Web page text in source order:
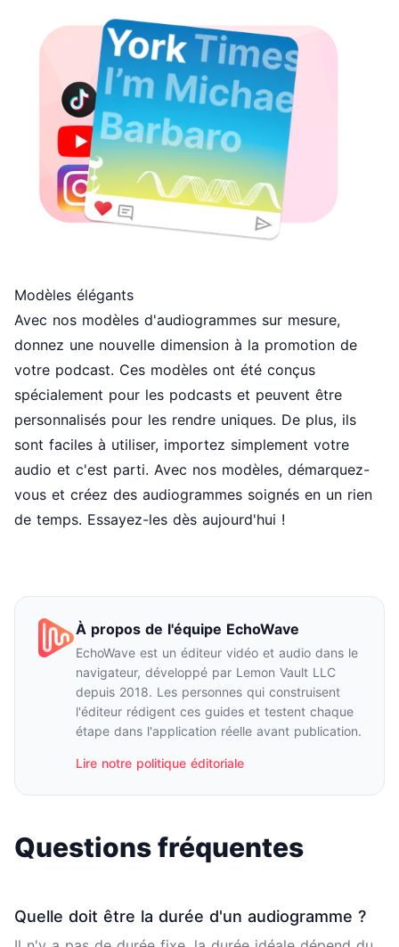
Modèles élégants
Avec nos modèles d'audiogrammes sur mesure,
donnez une nouvelle dimension à la promotion de
votre podcast. Ces modèles ont été conçus
spécialement pour les podcasts et peuvent être
personnalisés pour les rendre uniques. De plus, ils
sont faciles à utiliser, importez simplement votre
audio et c'est parti. Avec nos modèles, démarquez-
vous et créez des audiogrammes soignés en un rien
de temps. Essayez-les dès aujourd'hui !
À propos de l'équipe EchoWave
EchoWave est un éditeur vidéo et audio dans le
navigateur, développé par Lemon Vault LLC
depuis 2018. Les personnes qui construisent
l'éditeur rédigent ces guides et testent chaque
étape dans l'application réelle avant publication.
Lire notre politique éditoriale
Questions fréquentes
Quelle doit être la durée d'un audiogramme ?